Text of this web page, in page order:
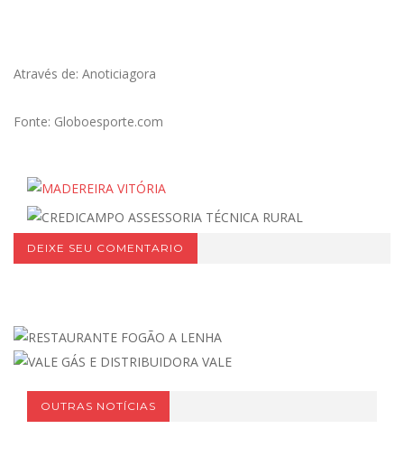
Através de: Anoticiagora
Fonte: Globoesporte.com
DEIXE SEU COMENTARIO
OUTRAS NOTÍCIAS